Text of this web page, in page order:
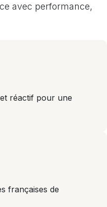
avec performance,
réactif pour une
françaises de